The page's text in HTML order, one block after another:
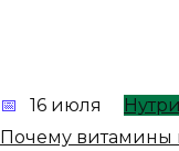
16 июля
Почему витамины